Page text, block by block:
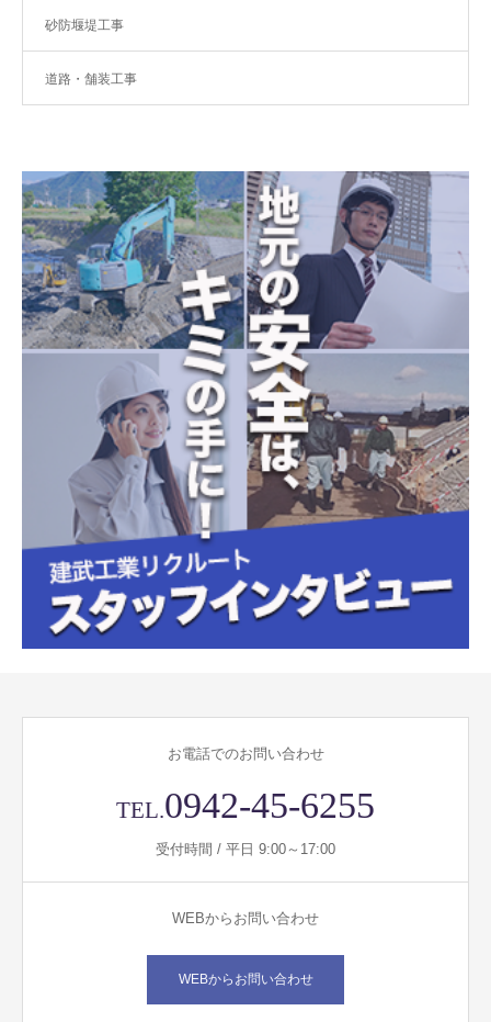
砂防堰堤工事
道路・舗装工事
お電話でのお問い合わせ
TEL.0942-45-6255
受付時間 / 平日 9:00～17:00
WEBからお問い合わせ
WEBからお問い合わせ